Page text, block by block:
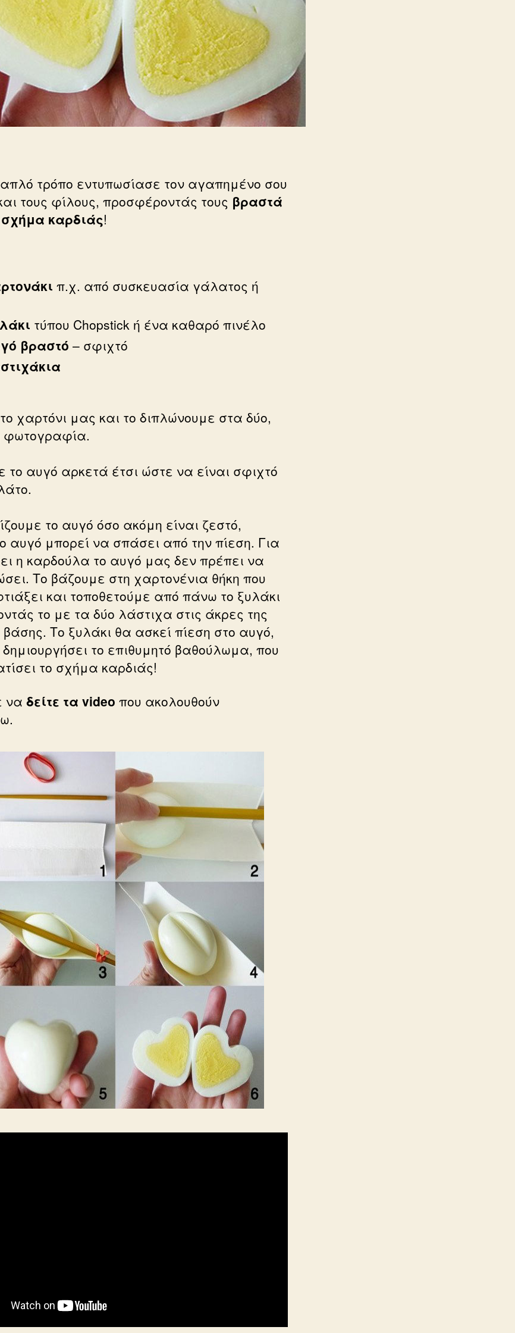
τρόπο εντυπωσίασε τον αγαπημένο σου
τους φίλους, προσφέροντάς τους βραστά
καρδιάς!
π.χ. από συσκευασία γάλατος ή
τύπου Chopstick ή ένα καθαρό πινέλο
βραστό – σφιχτό
χαρτόνι μας και το διπλώνουμε στα δύο,
φωτογραφία.
το αυγό αρκετά έτσι ώστε να είναι σφιχτό
το αυγό όσο ακόμη είναι ζεστό,
αυγό μπορεί να σπάσει από την πίεση. Για
η καρδούλα το αυγό μας δεν πρέπει να
Το βάζουμε στη χαρτονένια θήκη που
και τοποθετούμε από πάνω το ξυλάκι
το με τα δύο λάστιχα στις άκρες της
βάσης. Το ξυλάκι θα ασκεί πίεση στο αυγό,
το επιθυμητό βαθούλωμα, που
το σχήμα καρδιάς!
να δείτε τα video που ακολουθούν